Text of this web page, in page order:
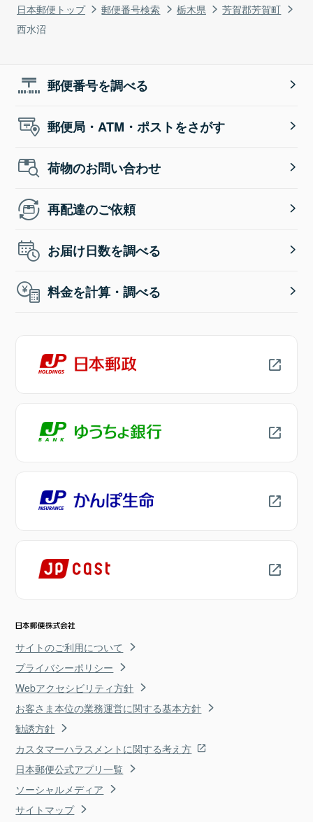
日本郵便トップ 郵便番号検索 栃木県
芳賀郡芳賀町
西水沼
郵便番号を調べる
郵便局・ATM・ポストをさがす
荷物のお問い合わせ
再配達のご依頼
お届け日数を調べる
料金を計算・調べる
サイトのご利用について
プライバシーポリシー
Webアクセシビリティ方針
お客さま本位の業務運営に関する基本方針
勧誘方針
カスタマーハラスメントに関する考え方
日本郵便公式アプリ一覧
ソーシャルメディア
サイトマップ